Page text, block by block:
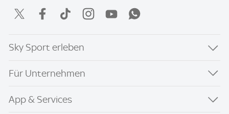
Sky Sport erleben
Für Unternehmen
App & Services